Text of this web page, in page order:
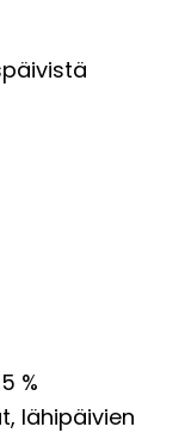
%
lähipäivien